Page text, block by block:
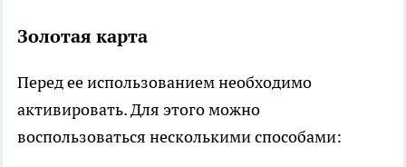
Золотая карта
Перед ее использованием необходимо
активировать. Для этого можно
воспользоваться несколькими способами: